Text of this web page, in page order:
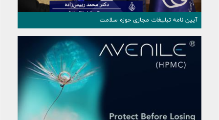
آیین نامه تبلیغات مجازی حوزه سلامت
علمی چشم‌ پزشکی